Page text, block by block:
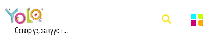
Өсвөр үе, залууст ...